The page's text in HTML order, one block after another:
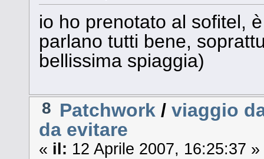
io ho prenotato al sofitel,
parlano tutti bene,
bellissima spiaggia)
8 Patchwork /viaggio
da evitare
« il: 12 Aprile 2007, 16:25:37 »